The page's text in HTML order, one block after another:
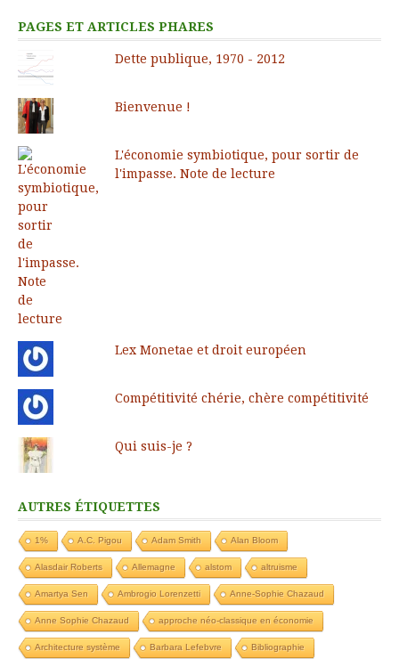
PAGES ET ARTICLES PHARES
Dette publique, 1970 - 2012
Bienvenue !
L'économie symbiotique, pour sortir de
l'impasse. Note de lecture
Lex Monetae et droit européen
Compétitivité chérie, chère compétitivité
Qui suis-je ?
AUTRES ÉTIQUETTES
1% A.C. Pigou Adam Smith Alan Bloom
Alasdair Roberts Allemagne alstom altruisme
Amartya Sen Ambrogio Lorenzetti Anne-Sophie Chazaud
Anne Sophie Chazaud approche néo-classique en économie
Architecture système Barbara Lefebvre Bibliographie